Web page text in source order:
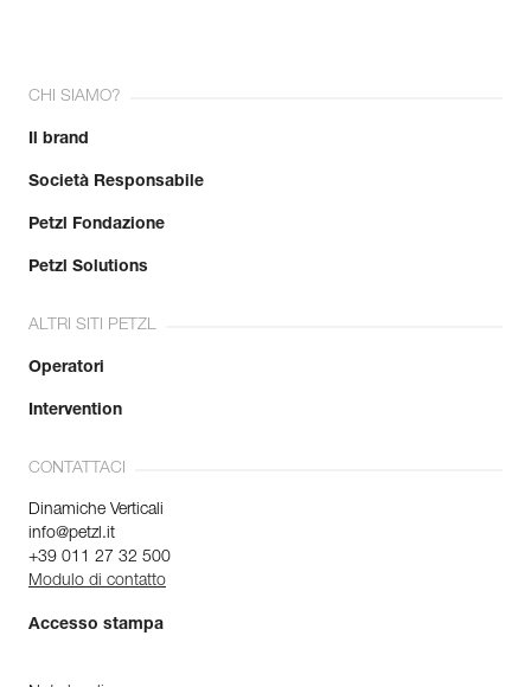
CHI SIAMO?
Il brand
Società Responsabile
Petzl Fondazione
Petzl Solutions
ALTRI SITI PETZL
Operatori
Intervention
CONTATTACI
Dinamiche Verticali
info@petzl.it
+39 011 27 32 500
Modulo di contatto
Accesso stampa